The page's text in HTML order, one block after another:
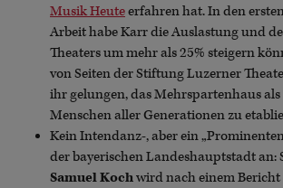
Musik Heuteerfahren hat. In den
Arbeit habe Karr die Auslastung und
Theaters um mehr als 25% steigern
von Seiten der Stiftung Luzerner
ihr gelungen, das Mehrspartenhaus
Menschen aller Generationen zu
Kein Intendanz-, aber ein
der bayerischen Landeshauptstadt an:
Samuel Kochwird nach einem Bericht